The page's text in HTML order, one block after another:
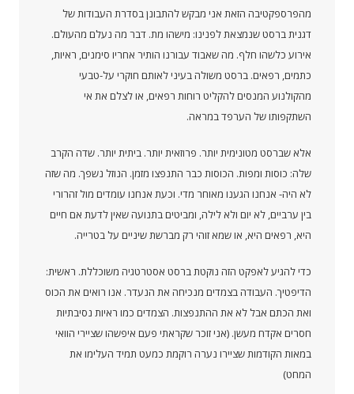
מהפרספקטיבה הזאת אני מבקש להתבונן בסדרת העבודות של
דגנית ברסט שנמצאת לפנינו: מישהו מת. דבר מה נעלם מהעולם.
אירוע כלשהו חלף. מה שאבוד עבורנו הותיר אחריו סימנים, ראיות,
כתמים, רפאים. ברסט משולה בעיני לאותם חוקרי על-טבעי
מהקולנוע המנסים להקליט רוחות רפאים, או לצלם את אי
השתקפותו של הערפד במראה.
אלא שברסט מטונימית יותר. פרוזאית יותר. ביתית יותר. שדה הקרב
שלה: כוסות ומפות. הכוסות כבר התנפצו מזמן. הנוזל נשפך. מה שזה
לא היה- אנחנו הגענו מאוחר מדי. וכעת אנחנו עומדים מול זהרורי
בין ערביים, לא יום ולא לילה, ומביטים בתנועה שאין לדעת אם חיים
היא, רפאים היא, או שמא זוהי רק מברשת שיניים על בטרייה.
כדי להגיע לאפקט הזה נוקטת ברסט אסטרטגיה משוכללת. ראשית:
הדיפטיך. העבודה בצמדים מנכיחה את הנעדר. אנו רואים את הכוס
ואת הכתם אבל לא את ההתנפצות. הצמדים כמו ראיות נסיבתיות
חסרים אקדח מעשן. (אני זוכר שקראתי פעם איפשהו שציירי הוואי
במאות הקודמות שציירו נערה רוקמת כמעט תמיד העלימו את
המחט)